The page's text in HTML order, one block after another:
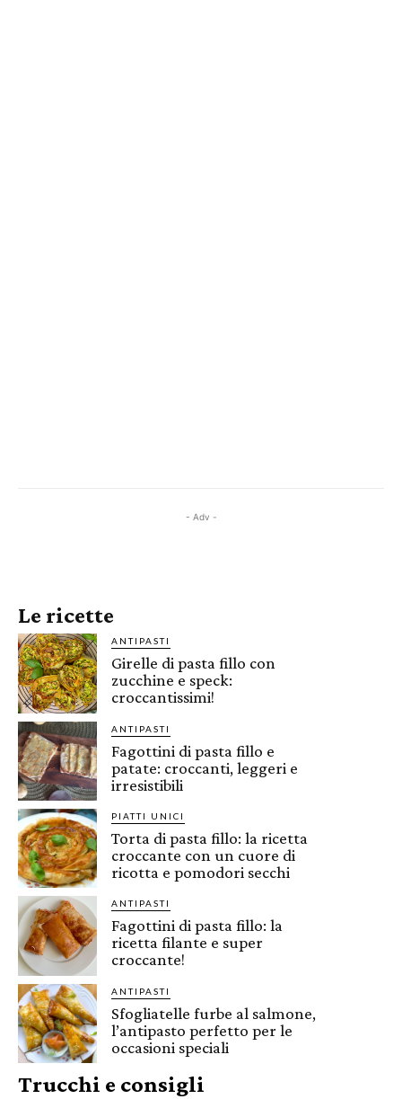
- Adv -
Le ricette
ANTIPASTI
Girelle di pasta fillo con
zucchine e speck:
croccantissimi!
ANTIPASTI
Fagottini di pasta fillo e
patate: croccanti, leggeri e
irresistibili
PIATTI UNICI
Torta di pasta fillo: la ricetta
croccante con un cuore di
ricotta e pomodori secchi
ANTIPASTI
Fagottini di pasta fillo: la
ricetta filante e super
croccante!
ANTIPASTI
Sfogliatelle furbe al salmone,
l’antipasto perfetto per le
occasioni speciali
Trucchi e consigli